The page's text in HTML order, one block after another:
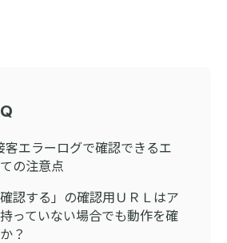
客エラーログで確認できるエ
の注意点
確認する」の確認用ＵＲＬはア
っていない場合でも動作を確
？